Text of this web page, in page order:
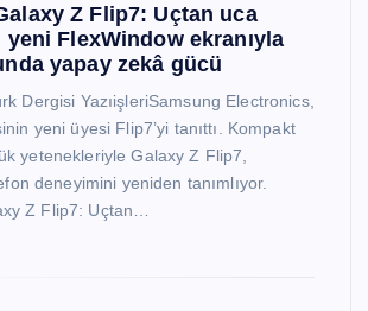
Z Flip7: Uçtan uca
FlexWindow ekranıyla
yapay zekâ gücü
Dergisi YazıişleriSamsung Electronics,
yeni üyesi Flip7’yi tanıttı. Kompakt
yetenekleriyle Galaxy Z Flip7,
deneyimini yeniden tanımlıyor.
Z Flip7: Uçtan…